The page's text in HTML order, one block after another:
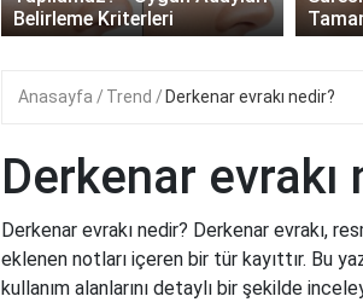
Belirleme Kriterleri
Anasayfa Trend Derkenar evrakı nedir?
Derkenar evrakı
Derkenar evrakı nedir? Derkenar evrakı,
eklenen notları içeren bir tür kayıttır. Bu
kullanım alanlarını detaylı bir şekilde